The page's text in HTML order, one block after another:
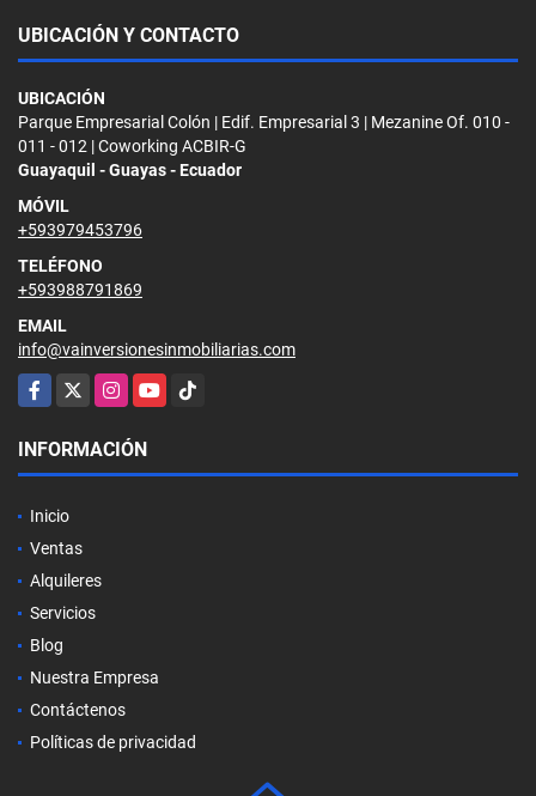
UBICACIÓN Y CONTACTO
UBICACIÓN
Parque Empresarial Colón | Edif. Empresarial 3 | Mezanine Of. 010 -
011 - 012 | Coworking ACBIR-G
Guayaquil - Guayas - Ecuador
MÓVIL
+593979453796
TELÉFONO
+593988791869
EMAIL
info@vainversionesinmobiliarias.com
Facebook
X InstagramYouTubeTikTok
INFORMACIÓN
Inicio
Ventas
Alquileres
Servicios
Blog
Nuestra Empresa
Contáctenos
Políticas de privacidad